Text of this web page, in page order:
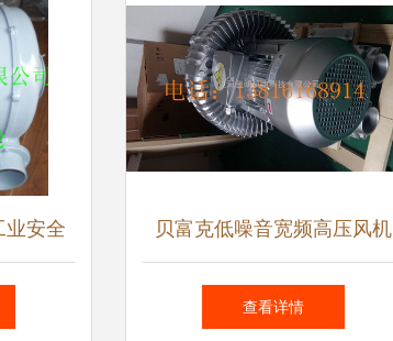
业安全
护者
贝富克低噪音宽频高压风机
旋涡式与罗茨式技术的免维护
查看详情